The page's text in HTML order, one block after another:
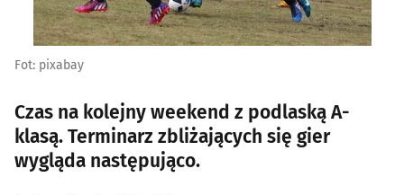
Fot: pixabay
Czas na kolejny weekend z podlaską A-
klasą. Terminarz zbliżających się gier
wygląda następująco.